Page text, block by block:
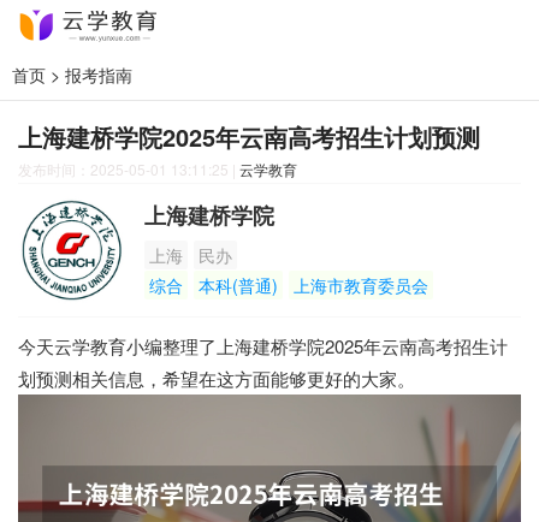
首页 > 报考指南
上海建桥学院2025年云南高考招生计划预测
发布时间：2025-05-01 13:11:25 | 云学教育
上海建桥学院
上海
民办
综合
本科(普通) 上海市教育委员会
今天云学教育小编整理了上海建桥学院2025年云南高考招生计
划预测相关信息，希望在这方面能够更好的大家。